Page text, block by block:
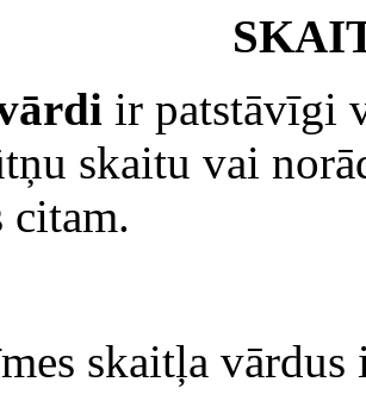
ir patstāvīgi
skaitu vai
citam.
skaitļa vārdus